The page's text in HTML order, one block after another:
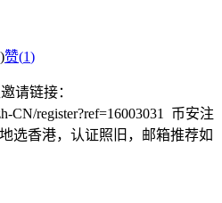
赞(1)
请链接：
CN/register?ref=16003031 币安注
选香港，认证照旧，邮箱推荐如